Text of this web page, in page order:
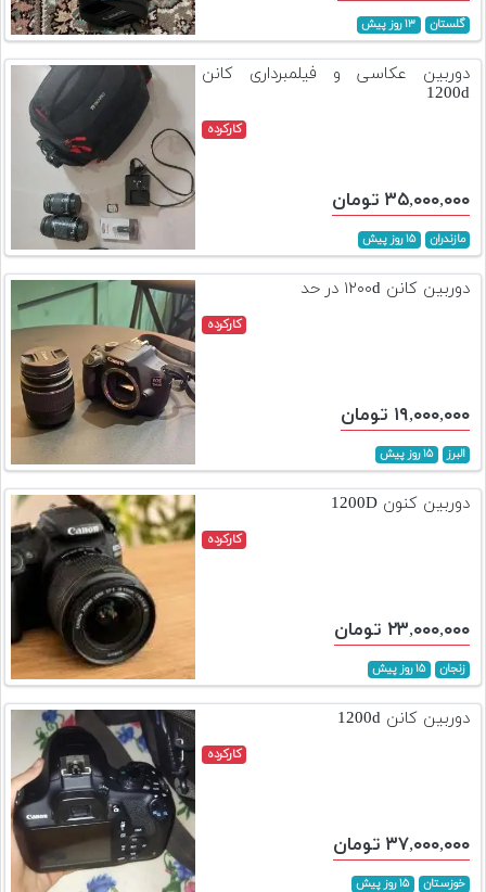
گلستان ۱۳ روز پیش
دوربین عکاسی و فیلمبرداری کانن
1200d
کارکرده
۳۵,۰۰۰,۰۰۰ تومان
مازندران ۱۵ روز پیش
دوربین کانن ۱۲۰۰d در حد
کارکرده
۱۹,۰۰۰,۰۰۰ تومان
البرز ۱۵ روز پیش
دوربین کنون 1200D
کارکرده
۲۳,۰۰۰,۰۰۰ تومان
زنجان ۱۵ روز پیش
دوربین کانن 1200d
کارکرده
۳۷,۰۰۰,۰۰۰ تومان
خوزستان ۱۵ روز پیش